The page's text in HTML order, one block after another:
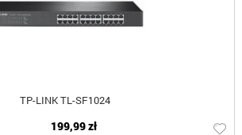
TP-LINK TL-SF1024
199,99 zł